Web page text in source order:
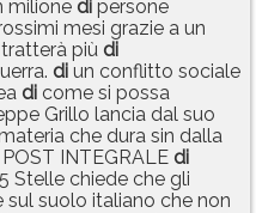
milione di persone
mesi grazie a un
più di
di un conflitto sociale
di come si possa
Grillo lancia dal suo
che dura sin dalla
INTEGRALE di
Stelle chiede che gli
suolo italiano che non